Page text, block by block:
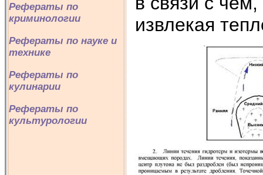
Рефераты по
криминологии
Рефераты по науке и
технике
Рефераты по
кулинарии
Рефераты по
культурологии
извлекая